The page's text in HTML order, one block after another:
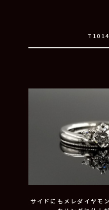
サイドにもメレダイヤモ